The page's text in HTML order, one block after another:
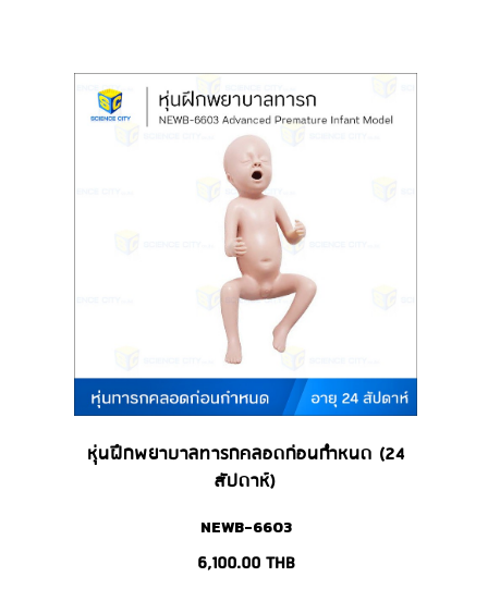
หุ่นฝึกพยาบาลทารกคลอดก่อนกำหนด (24
สัปดาห์)
NEWB-6603
6,100.00THB